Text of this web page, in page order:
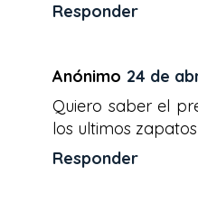
Responder
Anónimo 24 de
Quiero saber el
los ultimos
Responder